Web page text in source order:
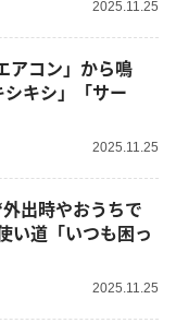
2025.11.25
アコン」から鳴
キシ」「サー
2025.11.25
出時やおうちで
い道「いつも困っ
2025.11.25